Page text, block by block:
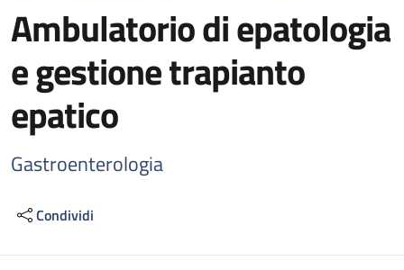
Ambulatorio di epatologia
e gestione trapianto
epatico
Gastroenterologia
Condividi